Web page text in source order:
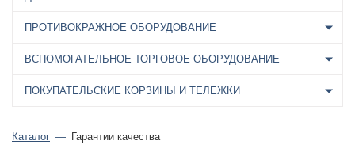
ПРОТИВОКРАЖНОЕ ОБОРУДОВАНИЕ
ВСПОМОГАТЕЛЬНОЕ ТОРГОВОЕ ОБОРУДОВАНИЕ
ПОКУПАТЕЛЬСКИЕ КОРЗИНЫ И ТЕЛЕЖКИ
Каталог Гарантии качества